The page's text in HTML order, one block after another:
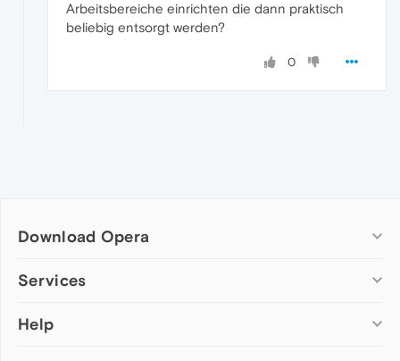
Arbeitsbereiche einrichten die dann praktisch
beliebig entsorgt werden?
0
Download Opera
Computer browsers
Opera for Mac
Services
Add-ons
Help